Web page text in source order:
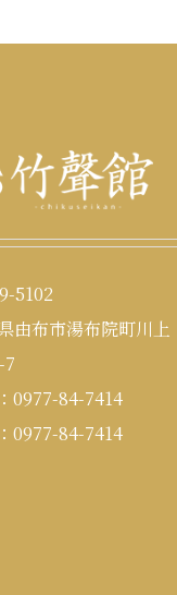
5102
由布市湯布院町川上
7
0977-84-7414
0977-84-7414